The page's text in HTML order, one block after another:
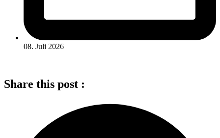
08. Juli 2026
Share this post :